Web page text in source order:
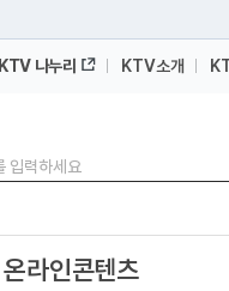
KTV 나누리 KTV소개
온라인콘텐츠